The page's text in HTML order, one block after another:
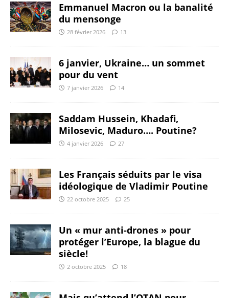
Emmanuel Macron ou la banalité
du mensonge
28 février 2026 13
6 janvier, Ukraine… un sommet
pour du vent
7 janvier 2026 14
Saddam Hussein, Khadafi,
Milosevic, Maduro…. Poutine?
4 janvier 2026 27
Les Français séduits par le visa
idéologique de Vladimir Poutine
22 octobre 2025 25
Un « mur anti-drones » pour
protéger l’Europe, la blague du
siècle!
2 octobre 2025 18